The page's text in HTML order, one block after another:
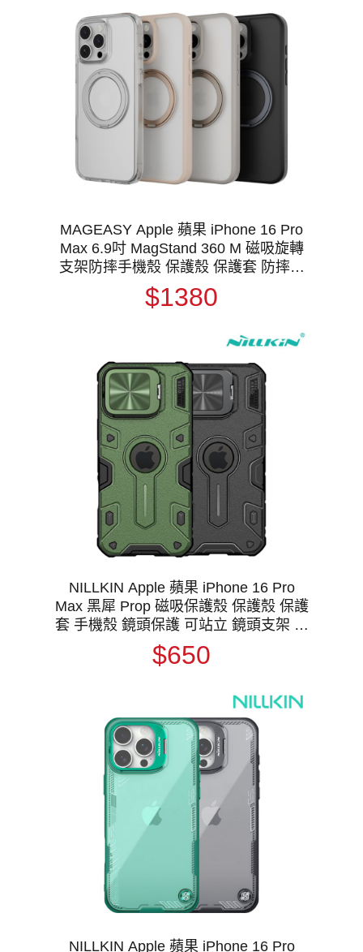
MAGEASY Apple 蘋果 iPhone 16 Pro
Max 6.9吋 MagStand 360 M 磁吸旋轉
支架防摔手機殼 保護殼 保護套 防摔殼
磁吸殼 軍規防摔認證 MagSafe
$1380
NILLKIN Apple 蘋果 iPhone 16 Pro
Max 黑犀 Prop 磁吸保護殼 保護殼 保護
套 手機殼 鏡頭保護 可站立 鏡頭支架 鏡
頭防塵蓋 鏡頭蓋 支援 MagSafe
$650
NILLKIN Apple 蘋果 iPhone 16 Pro